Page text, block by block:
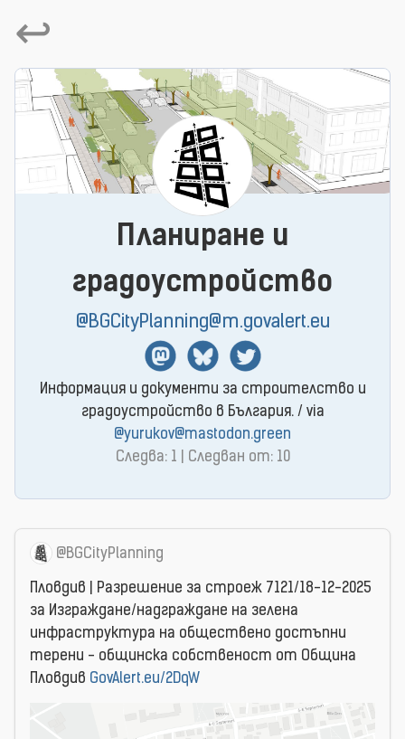
↩
Планиране и
градоустройство
@BGCityPlanning@m.govalert.eu
MastodonBlueSkyTwitter
Информация и документи за строителство и
градоустройство в България. / via
@yurukov@mastodon.green
Следва: 1 | Следван от: 10
@BGCityPlanning
Пловдив | Разрешение за строеж 7121/18-12-2025
за Изграждане/надграждане на зелена
инфраструктура на обществено достъпни
терени - общинска собственост от Община
Пловдив GovAlert.eu/2DqW